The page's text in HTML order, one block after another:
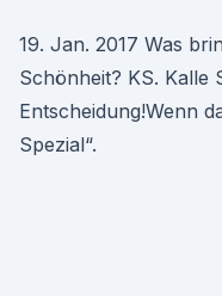
19. Jan. 2017 Was
Schönheit? KS. Kalle
Entscheidung!Wenn
Spezial“.